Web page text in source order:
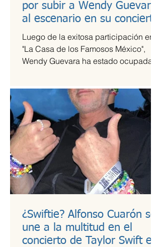
por subir a Wendy Guevara
al escenario en su concierto
Luego de la exitosa participación en
"La Casa de los Famosos México",
Wendy Guevara ha estado ocupada
¿Swiftie? Alfonso Cuarón se
une a la multitud en el
concierto de Taylor Swift en